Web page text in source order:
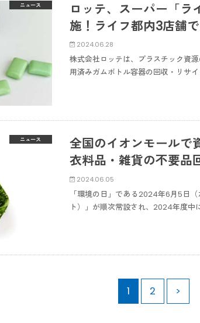
ニュース
ロッテ、スーパー「ラ
施！ライフ都内3店舗
2024.06.28
株式会社ロッテは、プラスチック資
用済みガムボトル容器の回収・リサ
ニュース
全国のイオンモールで
衣料品・雑貨の不要品
2024.06.05
「環境の日」である2024年6月5日
ト）」が順次常設され、2024年度中
1 2 >